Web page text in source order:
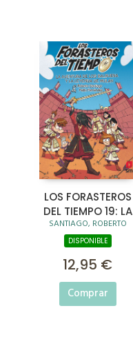
LOS FORASTEROS
DEL TIEMPO 19: LA
AVENTURA DE LOS
BALBUENA Y LA
SANTIAGO, ROBERTO
DISPONIBLE
12,95 €
Comprar